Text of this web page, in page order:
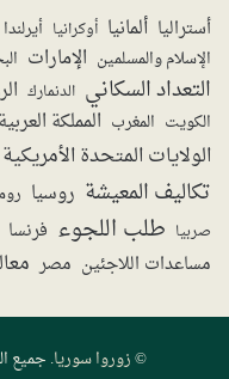
أستراليا ألمانيا أوكرانيا أيرلندا
الإسلام والمسلمين الإمارات
التعداد السكاني الدنمارك
الكويت المغرب المملكة
الولايات المتحدة الأمريكية
تكاليف المعيشة روسيا
صربيا طلب اللجوء فرنسا
مساعدات اللاجئين مصر
©زوروا سوريا. جميع